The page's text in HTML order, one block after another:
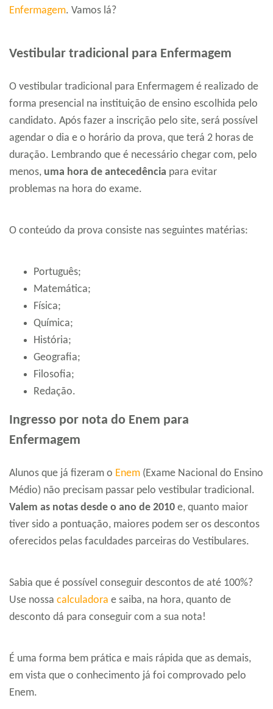
Enfermagem. Vamos lá?
Vestibular tradicional para Enfermagem
O vestibular tradicional para Enfermagem é realizado de
forma presencial na instituição de ensino escolhida pelo
candidato. Após fazer a inscrição pelo site, será possível
agendar o dia e o horário da prova, que terá 2 horas de
duração. Lembrando que é necessário chegar com, pelo
menos, uma hora de antecedência para evitar
problemas na hora do exame.
O conteúdo da prova consiste nas seguintes matérias:
Português;
Matemática;
Física;
Química;
História;
Geografia;
Filosofia;
Redação.
Ingresso por nota do Enem para
Enfermagem
Alunos que já fizeram o Enem (Exame Nacional do Ensino
Médio) não precisam passar pelo vestibular tradicional.
Valem as notas desde o ano de 2010 e, quanto maior
tiver sido a pontuação, maiores podem ser os descontos
oferecidos pelas faculdades parceiras do Vestibulares.
Sabia que é possível conseguir descontos de até 100%?
Use nossa calculadora e saiba, na hora, quanto de
desconto dá para conseguir com a sua nota!
É uma forma bem prática e mais rápida que as demais,
em vista que o conhecimento já foi comprovado pelo
Enem.